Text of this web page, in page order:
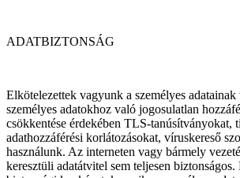
ADATBIZTONSÁG
Elkötelezettek vagyunk a személyes
személyes adatokhoz való jogosulatlan
csökkentése érdekében TLS-tanúsítványokat,
adathozzáférési korlátozásokat, víruskereső
használunk. Az interneten vagy bármely
keresztüli adatátvitel sem teljesen